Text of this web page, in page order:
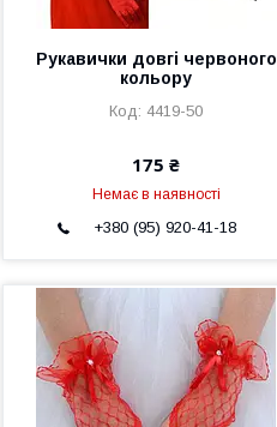
Рукавички довгі червоного
кольору
4419-50
175 ₴
Немає в наявності
+380 (95) 920-41-18